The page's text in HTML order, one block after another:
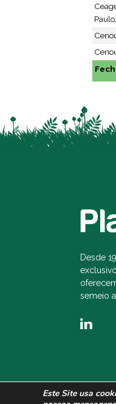
Desde
semeio
Este Site usa